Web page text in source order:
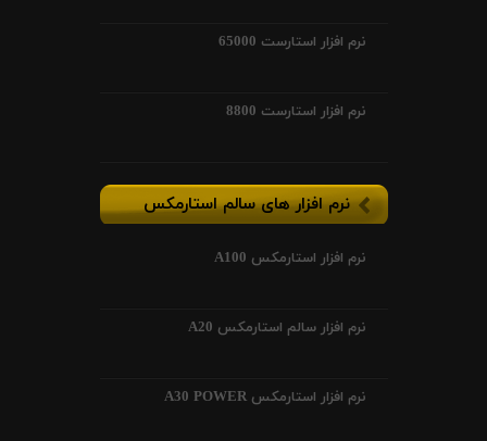
نرم افزار استارست 65000
نرم افزار استارست 8800
نرم افزار های سالم استارمکس
نرم افزار استارمکس A100
نرم افزار سالم استارمکس A20
نرم افزار استارمکس A30 POWER